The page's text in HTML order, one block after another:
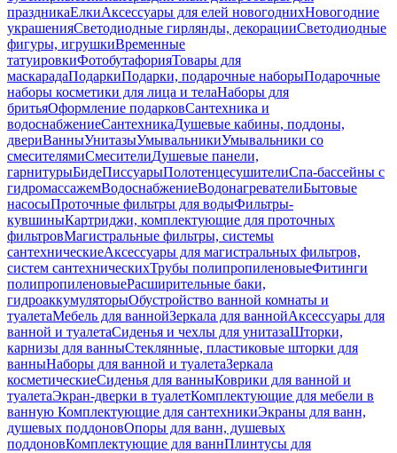
праздникаЕлкиАксессуары для елей новогоднихНовогодние
украшенияСветодиодные гирлянды, декорацииСветодиодные
фигуры, игрушкиВременные
татуировкиФотобутафорияТовары для
маскарадаПодаркиПодарки, подарочные наборыПодарочные
наборы косметики для лица и телаНаборы для
бритьяОформление подарковСантехника и
водоснабжениеСантехникаДушевые кабины, поддоны,
двериВанныУнитазыУмывальникиУмывальники со
смесителямиСмесителиДушевые панели,
гарнитурыБидеПиссуарыПолотенцесушителиСпа-бассейны с
гидромассажемВодоснабжениеВодонагревателиБытовые
насосыПроточные фильтры для водыФильтры-
кувшиныКартриджи, комплектующие для проточных
фильтровМагистральные фильтры, системы
сантехническиеАксессуары для магистральных фильтров,
систем сантехническихТрубы полипропиленовыеФитинги
полипропиленовыеРасширительные баки,
гидроаккумуляторыОбустройство ванной комнаты и
туалетаМебель для ваннойЗеркала для ваннойАксессуары для
ванной и туалетаСиденья и чехлы для унитазаШторки,
карнизы для ванныСтеклянные, пластиковые шторки для
ванныНаборы для ванной и туалетаЗеркала
косметическиеСиденья для ванныКоврики для ванной и
туалетаЭкран-дверки в туалетКомплектующие для мебели в
ванную Комплектующие для сантехникиЭкраны для ванн,
душевых поддоновОпоры для ванн, душевых
поддоновКомплектующие для ваннПлинтусы для